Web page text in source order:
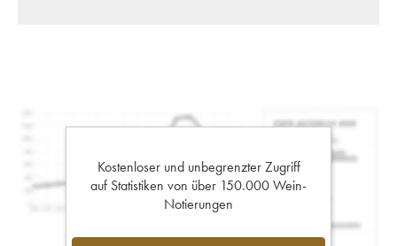
Kostenloser und unbegrenzter Zugriff
auf Statistiken von über 150.000 Wein-
Notierungen